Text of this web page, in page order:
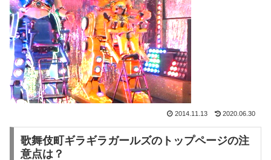
2014.11.13 2020.06.30
歌舞伎町ギラギラガールズのトップページの注
意点は？